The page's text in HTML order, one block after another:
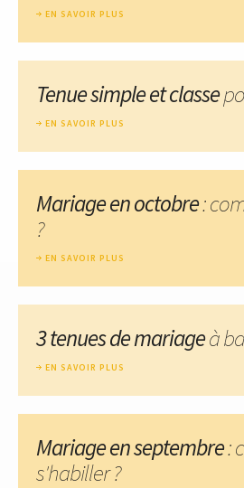
EN SAVOIR PLUS
Tenue simple et classe
EN SAVOIR PLUS
Mariage en octobre:
?
EN SAVOIR PLUS
3 tenues de mariageà
EN SAVOIR PLUS
Mariage en septembre:
s'habiller ?